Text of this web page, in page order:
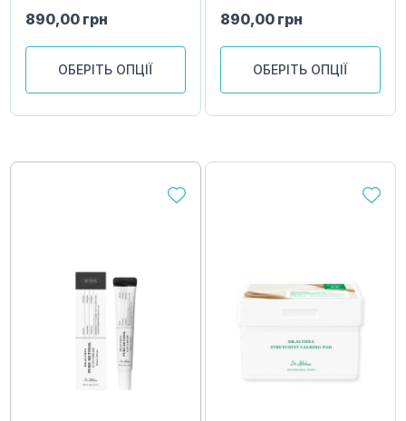
890,00 грн
ОБЕРІТЬ ОПЦІЇ
890,00 грн
ОБЕРІТЬ ОПЦІЇ